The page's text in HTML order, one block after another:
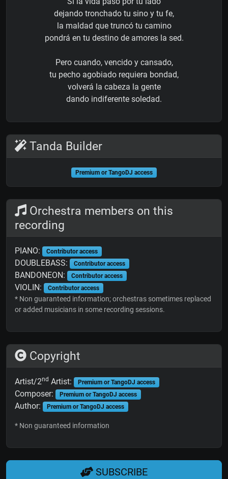
dejando tronchado tu sino y tu fe,
la maldad que truncó tu camino
pondrá en tu destino de amores la sed.
Pero cuando, vencido y cansado,
tu pecho agobiado requiera bondad,
volverá la cabeza la gente
dando indiferente soledad.
Tanda Builder
Premium or TangoDJ access
Orchestra members on this
recording
PIANO: Contributor access
DOUBLEBASS: Contributor access
BANDONEON: Contributor access
VIOLIN: Contributor access
* Non guaranteed information; orchestras sometimes replaced
or added musicians in some recording sessions.
Copyright
Artist/2nd Artist: Premium or TangoDJ access
Composer: Premium or TangoDJ access
Author: Premium or TangoDJ access
* Non guaranteed information
SUBSCRIBE